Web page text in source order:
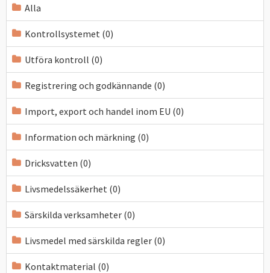
Alla
Kontrollsystemet (0)
Utföra kontroll (0)
Registrering och godkännande (0)
Import, export och handel inom EU (0)
Information och märkning (0)
Dricksvatten (0)
Livsmedelssäkerhet (0)
Särskilda verksamheter (0)
Livsmedel med särskilda regler (0)
Kontaktmaterial (0)